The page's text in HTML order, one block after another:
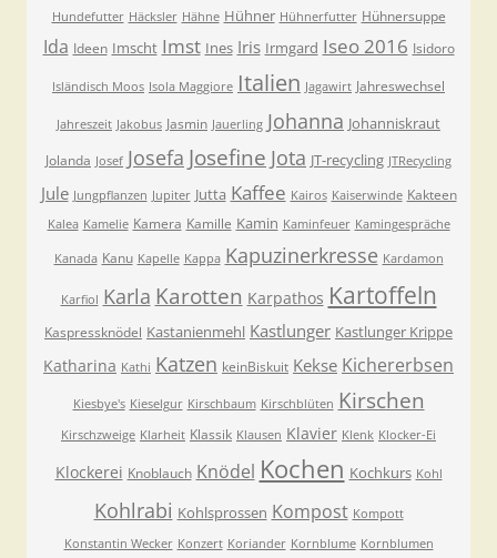
Hundefutter Häcksler Hähne Hühner Hühnerfutter Hühnersuppe
Ida Ideen Imscht Imst Ines Iris Irmgard Iseo 2016 Isidoro
Isländisch Moos Isola Maggiore Italien Jagawirt Jahreswechsel
Jahreszeit Jakobus Jasmin Jauerling Johanna Johanniskraut
Jolanda Josef Josefa Josefine Jota JT-recycling JTRecycling
Jule Jungpflanzen Jupiter Jutta Kaffee Kairos Kaiserwinde Kakteen
Kalea Kamelie Kamera Kamille Kamin Kaminfeuer Kamingespräche
Kanada Kanu Kapelle Kappa Kapuzinerkresse Kardamon
Karfiol Karla Karotten Karpathos Kartoffeln
Kaspressknödel Kastanienmehl Kastlunger Kastlunger Krippe
Katharina Kathi Katzen keinBiskuit Kekse Kichererbsen
Kiesbye's Kieselgur Kirschbaum Kirschblüten Kirschen
Kirschzweige Klarheit Klassik Klausen Klavier Klenk Klocker-Ei
Klockerei Knoblauch Knödel Kochen Kochkurs Kohl
Kohlrabi Kohlsprossen Kompost Kompott
Konstantin Wecker Konzert Koriander Kornblume Kornblumen